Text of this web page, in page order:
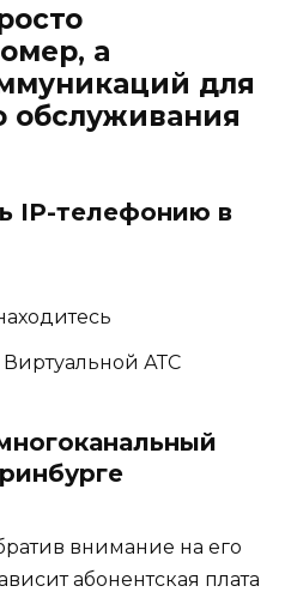
а
для
обслуживания
IP-телефонию в
АТС
внимание на его
абонентская плата